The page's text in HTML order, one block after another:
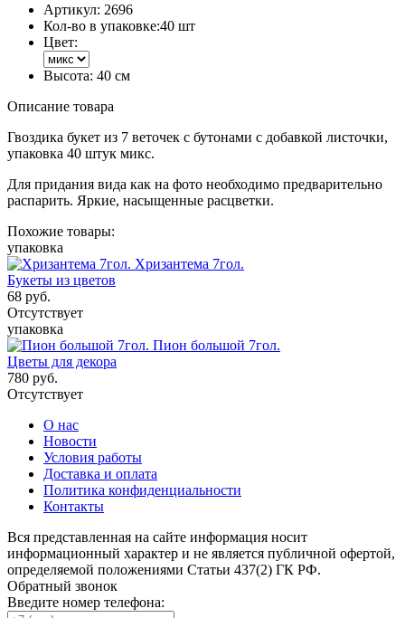
Артикул: 2696
Кол-во в упаковке:40 шт
Цвет:
Высота: 40 см
Описание товара
Гвоздика букет из 7 веточек с бутонами с добавкой листочки,
упаковка 40 штук микс.
Для придания вида как на фото необходимо предварительно
распарить. Яркие, насыщенные расцветки.
Похожие товары:
упаковка
Хризантема 7гол.
Букеты из цветов
68 руб.
Отсутствует
упаковка
Пион большой 7гол.
Цветы для декора
780 руб.
Отсутствует
О нас
Новости
Условия работы
Доставка и оплата
Политика конфиденциальности
Контакты
Вся представленная на сайте информация носит
информационный характер и не является публичной офертой,
определяемой положениями Статьи 437(2) ГК РФ.
Обратный звонок
Введите номер телефона: